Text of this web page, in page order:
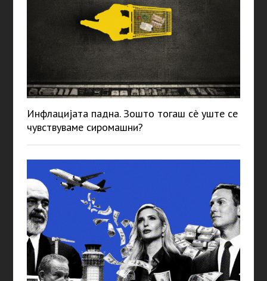
Инфлацијата падна. Зошто тогаш сè уште се
чувствуваме сиромашни?